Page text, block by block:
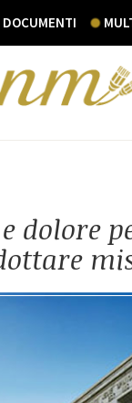
DOCUMENTI
e dolore